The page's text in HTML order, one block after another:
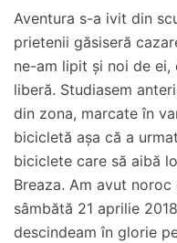
Aventura s-a ivit din
prietenii găsiseră
ne-am lipit și noi de ei,
liberă. Studiasem
din zona, marcate în
bicicletă așa că a
biciclete care să aibă
Breaza. Am avut
sâmbătă 21 aprilie
descindeam în glorie